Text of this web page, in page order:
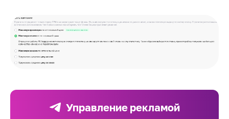
Управление рекламой